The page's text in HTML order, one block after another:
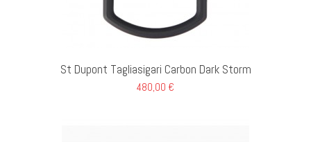
St Dupont Tagliasigari Carbon Dark Storm
480,00 €